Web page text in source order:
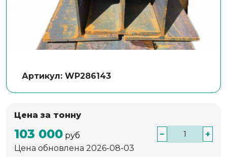
Артикул: WP286143
Цена за тонну
103 000 руб −
+
Цена обновлена 2026-08-03